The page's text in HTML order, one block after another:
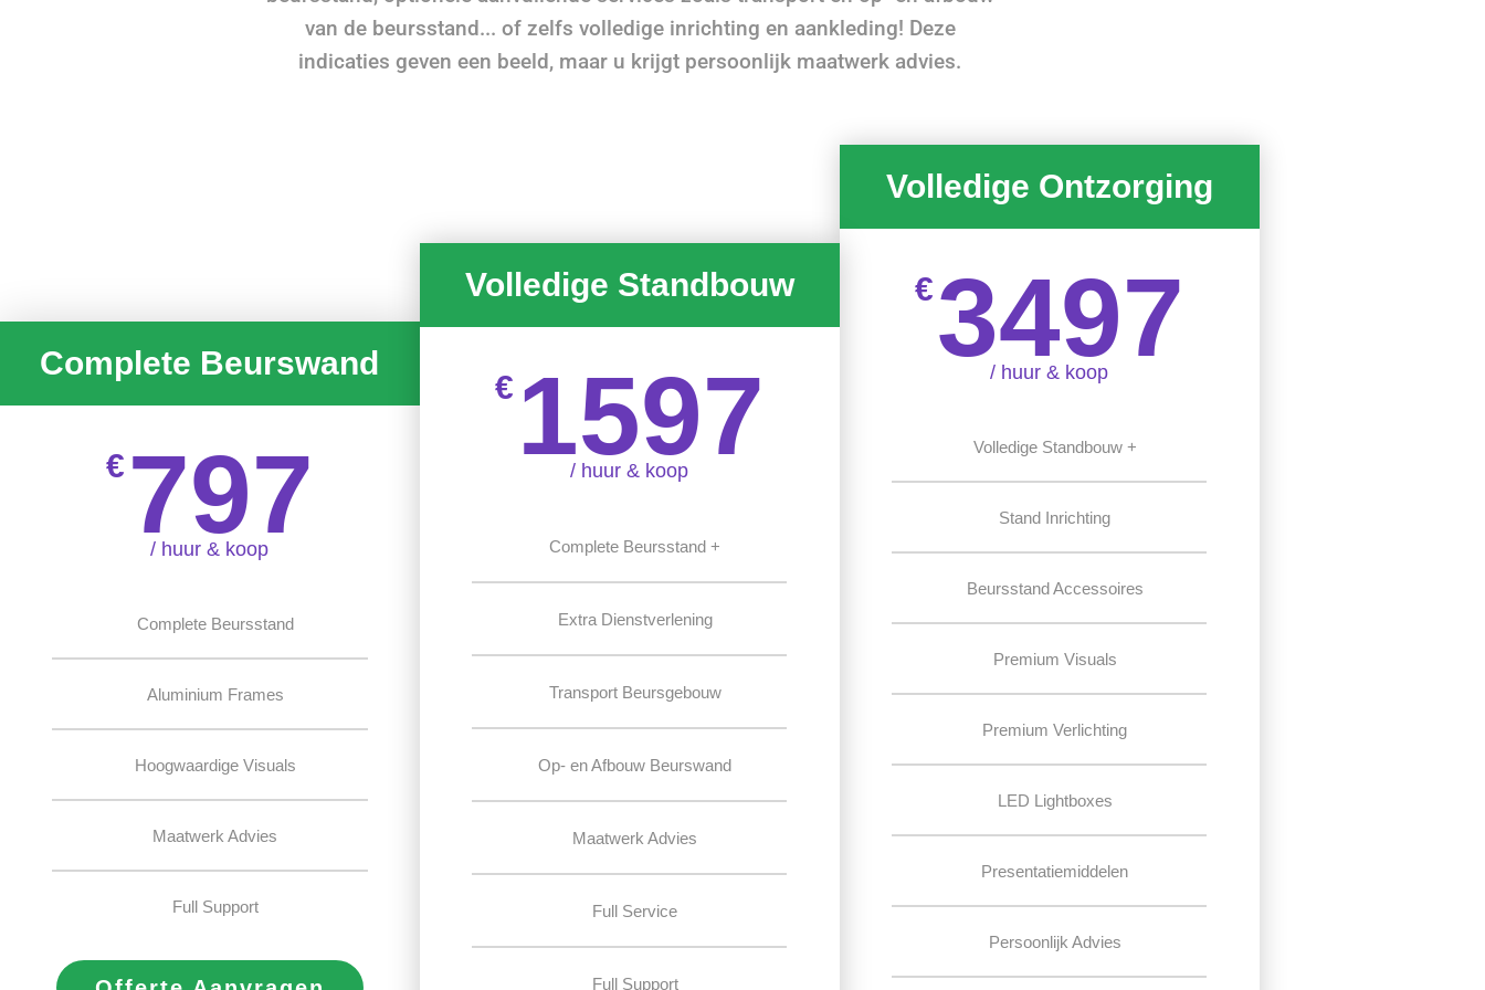
van de beursstand... of zelfs volledige inrichting en aankleding! Deze
indicaties geven een beeld, maar u krijgt persoonlijk maatwerk advies.
Complete Beurswand
€ 797
/ huur & koop
Complete Beursstand
Aluminium Frames
Hoogwaardige Visuals
Maatwerk Advies
Full Support
Volledige Standbouw
€ 1597
/ huur & koop
Complete Beursstand +
Extra Dienstverlening
Transport Beursgebouw
Op- en Afbouw Beurswand
Maatwerk Advies
Full Service
Full Support
Volledige Ontzorging
€3497
/ huur & koop
Volledige Standbouw +
Stand Inrichting
Beursstand Accessoires
Premium Visuals
Premium Verlichting
LED Lightboxes
Presentatiemiddelen
Persoonlijk Advies